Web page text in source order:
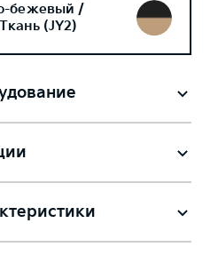
бежевый /
(JY2)